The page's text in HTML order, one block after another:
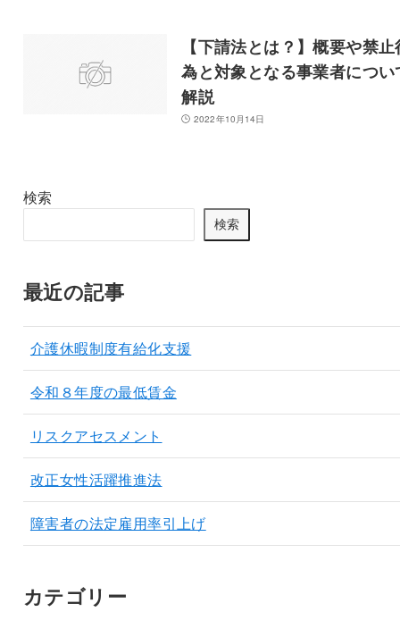
【下請法とは？】概要や禁止
為と対象となる事業者につい
解説
2022年10月14日
検索
検索
最近の記事
介護休暇制度有給化支援
令和８年度の最低賃金
リスクアセスメント
改正女性活躍推進法
障害者の法定雇用率引上げ
カテゴリー